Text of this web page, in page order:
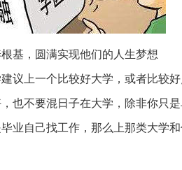
基，圆满实现他们的人生梦想
议上一个比较好大学，或者比较
也不要混日子在大学，除非你只
业自己找工作，那么上那类大学